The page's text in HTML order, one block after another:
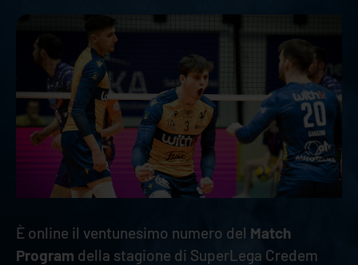
È online il ventunesimo numero del Match
Program della stagione di SuperLega Credem